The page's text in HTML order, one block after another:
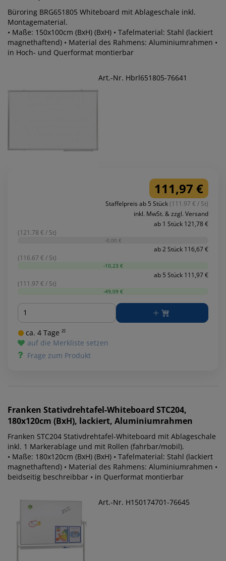
Büroring BRG651805 Whiteboard mit Ablageschale inkl.
Montagematerial.
• Maße: 150x100cm (BxH) (BxH) • Tafelmaterial: Stahl (lackiert
magnethaftend) • Material des Rahmens: Aluminiumrahmen •
in Hoch- und Querformat montierbar
Art.-Nr. Hbrl651805-76641
111,97 €
Staffelpreis ab 5 Stück(111.97 € / St)
inkl. MwSt. & zzgl. Versand
ab 1 Stück 121,78 €
(121.78 € / St)
-0,00 €
ab 2 Stück 116,67 €
(116.67 € / St)
-10,23 €
ab 5 Stück 111,97 €
(111.97 € / St)
-49,09 €
Menge
ca. 4 Tage ²⁾
auf die Merkliste setzen
Frage zum Produkt
Franken Stativdrehtafel-Whiteboard STC204,
180x120cm (BxH), lackiert, Aluminiumrahmen
Franken STC204 Stativdrehtafel-Whiteboard mit Ablageschale
inkl. 1 Markerablage und mit Rollen (fahrbar/mobil).
• Maße: 180x120cm (BxH) (BxH) • Tafelmaterial: Stahl (lackiert
magnethaftend) • Material des Rahmens: Aluminiumrahmen •
beidseitig beschreibbar • in Querformat montierbar
Art.-Nr. H150174701-76645